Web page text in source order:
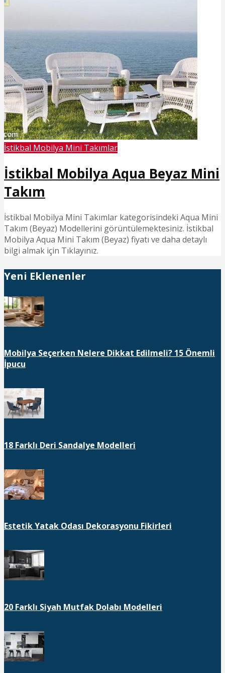
İstikbal Mobilya Mini Takımlar
İstikbal Mobilya Aqua Beyaz Mini
Takım
İstikbal Mobilya Mini Takımlar kategorisindeki Aqua Mini
Takım (Beyaz) Modellerini görüntülemektesiniz. İstikbal
Mobilya Aqua Mini Takım (Beyaz) fiyatı ve daha detaylı
bilgi almak için Tıklayınız.
Yeni Eklenenler
Mobilya Seçerken Nelere Dikkat Edilmeli? 15 Önemli
İpucu
18 Farklı Deri Sandalye Modelleri
Estetik Yatak Odası Dekorasyonu Fikirleri
20 Farklı Siyah Mutfak Dolabı Modelleri